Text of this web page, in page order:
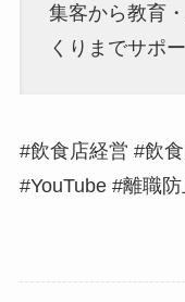
集客から教育
くりまでサポ
#飲食店経営 #飲
#YouTube #離職